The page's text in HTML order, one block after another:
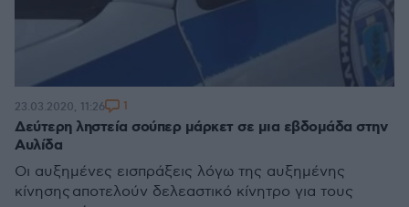
Δεύτερη ληστεία σούπερ μάρκετ σε μια εβδομάδα στην
Αυλίδα
Οι αυξημένες εισπράξεις λόγω της αυξημένης
κίνησης αποτελούν δελεαστικό κίνητρο για τους
23.03.2020, 11:26 1